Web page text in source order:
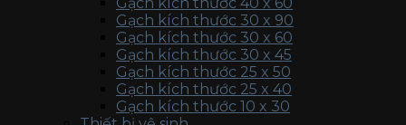
Gạch kích thước 30 x 90
Gạch kích thước 30 x 60
Gạch kích thước 30 x 45
Gạch kích thước 25 x 50
Gạch kích thước 25 x 40
Gạch kích thước 10 x 30